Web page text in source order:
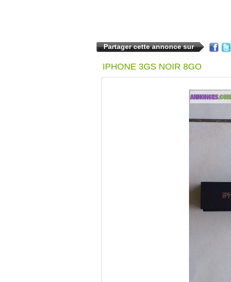
Partager cette annonce sur
IPHONE 3GS NOIR 8GO